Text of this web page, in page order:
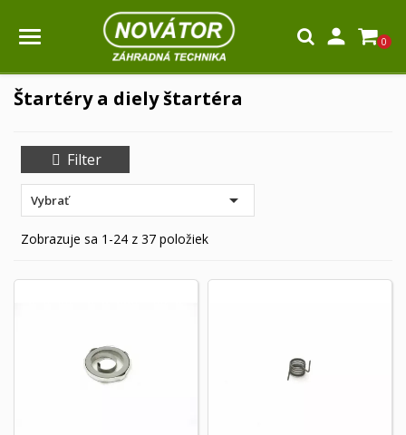
 0
Štartéry a diely štartéra
Filter
Vybrať 
Zobrazuje sa 1-24 z 37 položiek